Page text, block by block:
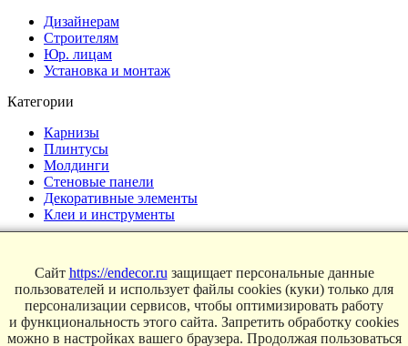
Дизайнерам
Строителям
Юр. лицам
Установка и монтаж
Категории
Карнизы
Плинтусы
Молдинги
Стеновые панели
Декоративные элементы
Клеи и инструменты
Интерьеры
Блог
Магазин
О компании
Сайт https://endecor.ru защищает персональные данные
пользователей и использует файлы cookies (куки) только для
персонализации сервисов, чтобы оптимизировать работу
и функциональность этого сайта. Запретить обработку cookies
можно в настройках вашего браузера. Продолжая пользоваться